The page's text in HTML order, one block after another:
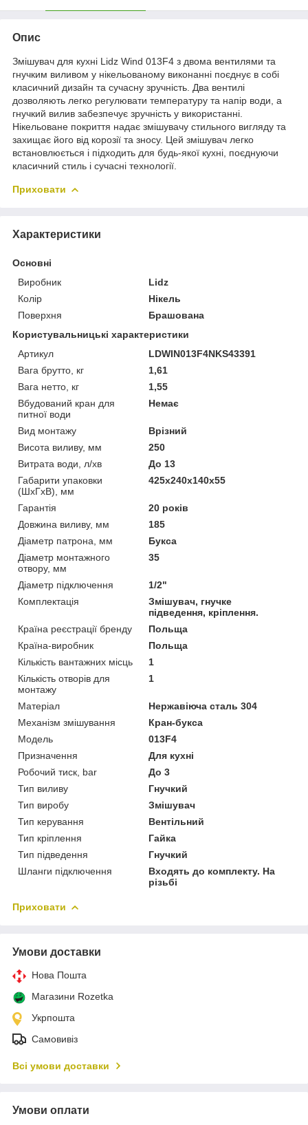
Опис
Змішувач для кухні Lidz Wind 013F4 з двома вентилями та
гнучким виливом у нікельованому виконанні поєднує в собі
класичний дизайн та сучасну зручність. Два вентилі
дозволяють легко регулювати температуру та напір води, а
гнучкий вилив забезпечує зручність у використанні.
Нікельоване покриття надає змішувачу стильного вигляду та
захищає його від корозії та зносу. Цей змішувач легко
встановлюється і підходить для будь-якої кухні, поєднуючи
класичний стиль і сучасні технології.
Приховати
Характеристики
Основні
Виробник
Lidz
Колір
Нікель
Поверхня
Брашована
Користувальницькі характеристики
Артикул
LDWIN013F4NKS43391
Вага брутто, кг
1,61
Вага нетто, кг
1,55
Вбудований кран для
питної води
Немає
Вид монтажу
Врізний
Висота виливу, мм
250
Витрата води, л/хв
До 13
Габарити упаковки
(ШхГхВ), мм
425х240х140х55
Гарантія
20 років
Довжина виливу, мм
185
Діаметр патрона, мм
Букса
Діаметр монтажного
отвору, мм
35
Діаметр підключення
1/2"
Комплектація
Змішувач, гнучке
підведення, кріплення.
Країна реєстрації бренду
Польща
Країна-виробник
Польща
Кількість вантажних місць
1
Кількість отворів для
монтажу
1
Матеріал
Нержавіюча сталь 304
Механізм змішування
Кран-букса
Мoдель
013F4
Призначення
Для кухні
Робочий тиск, bar
До 3
Тип виливу
Гнучкий
Тип виробу
Змішувач
Тип керування
Вентільний
Тип кріплення
Гайка
Тип підведення
Гнучкий
Шланги підключення
Входять до комплекту. На
різьбі
Приховати
Умови доставки
Нова Пошта
Магазини Rozetka
Укрпошта
Самовивіз
Всі умови доставки
Умови оплати